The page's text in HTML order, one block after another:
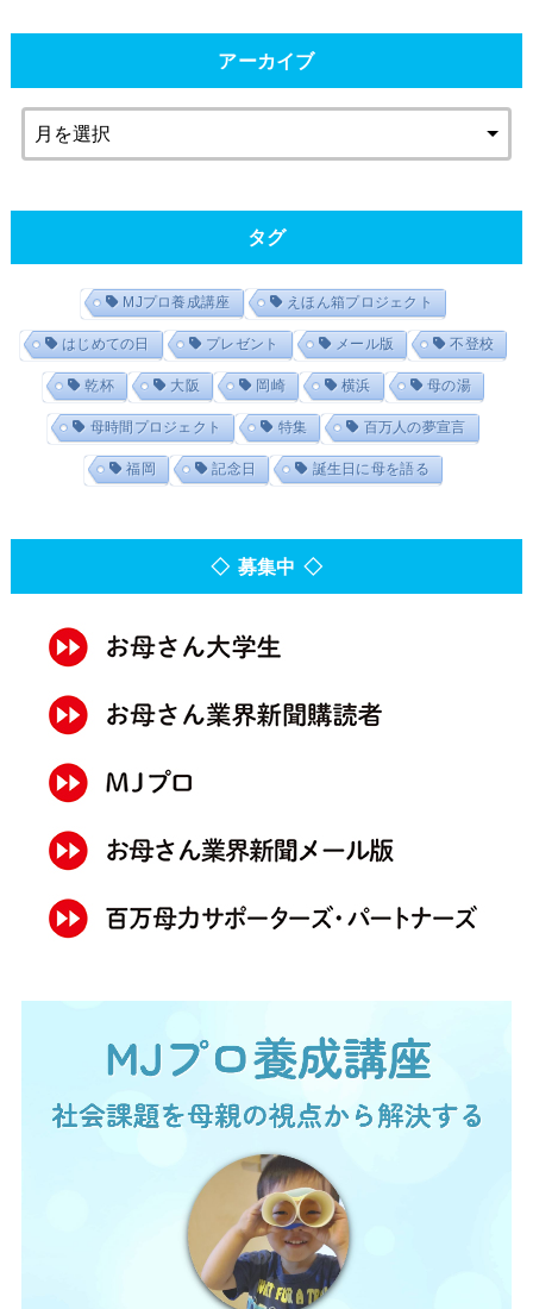
アーカイブ
タグ
MJプロ養成講座 えほん箱プロジェクト
はじめての日 プレゼント メール版 不登校
乾杯 大阪 岡崎 横浜 母の湯
母時間プロジェクト 特集 百万人の夢宣言
福岡 記念日 誕生日に母を語る
◇ 募集中 ◇